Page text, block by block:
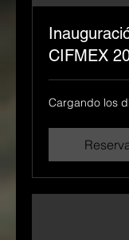
CIFMEX
Cargando los